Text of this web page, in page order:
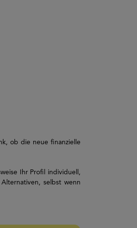
ob die neue finanzielle
Ihr Profil individuell,
selbst wenn